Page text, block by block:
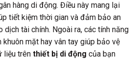
hàng di động. Điều này mang lại
tiết kiệm thời gian và đảm bảo an
dịch tài chính. Ngoài ra, các tính năng
mặt hay vân tay giúp bảo vệ
liệu trên thiết bị di động của bạn